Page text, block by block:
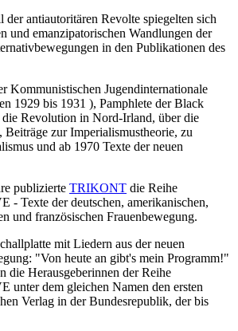
antiautoritären Revolte spiegelten sich
und emanzipatorischen Wandlungen der
in den Publikationen des
Kommunistischen Jugendinternationale
1929 bis 1931 ), Pamphlete der Black
die Revolution in Nord-Irland, über die
zur Imperialismustheorie, zu
und ab 1970 Texte der neuen
publizierte TRIKONT die Reihe
Texte der deutschen, amerikanischen,
und französischen Frauenbewegung.
mit Liedern aus der neuen
"Von heute an gibt's mein Programm!"
die Herausgeberinnen der Reihe
dem gleichen Namen den ersten
Verlag in der Bundesrepublik, der bis